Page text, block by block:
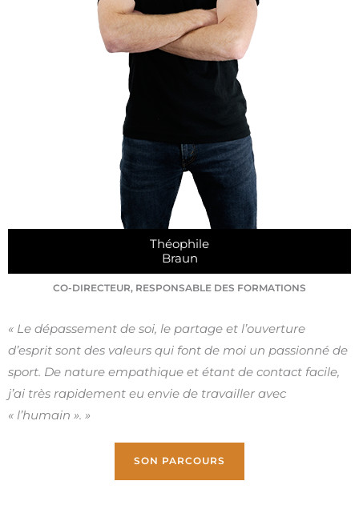
Théophile
Braun
CO-DIRECTEUR, RESPONSABLE DES FORMATIONS
« Le dépassement de soi, le partage et l’ouverture
d’esprit sont des valeurs qui font de moi un passionné de
sport. De nature empathique et étant de contact facile,
j’ai très rapidement eu envie de travailler avec
« l’humain ». »
SON PARCOURS